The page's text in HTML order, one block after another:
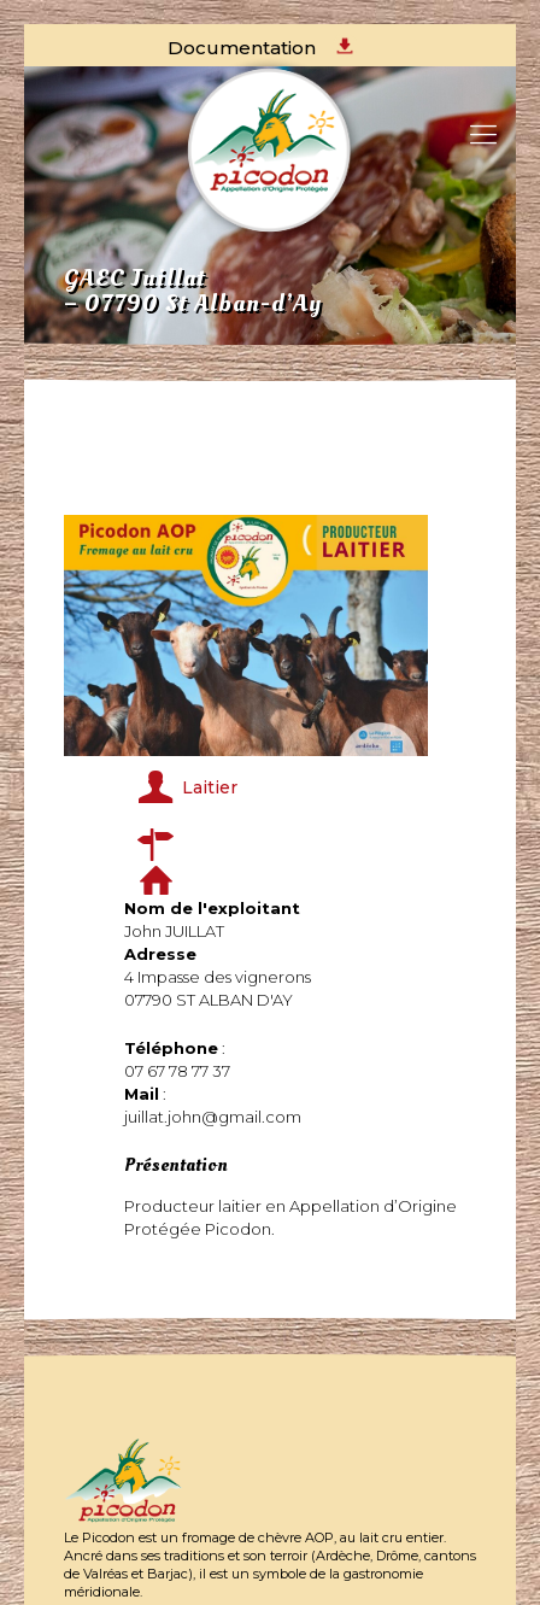
Documentation
GAEC Juillat
– 07790 St Alban-d’Ay
Laitier
Nom de l'exploitant
John JUILLAT
Adresse
4 Impasse des vignerons
07790 ST ALBAN D'AY
Téléphone:
07 67 78 77 37
Mail :
juillat.john@gmail.com
Présentation
Producteur laitier en Appellation d’Origine
Protégée Picodon.
Le Picodon est un fromage de chèvre AOP, au lait cru entier.
Ancré dans ses traditions et son terroir (Ardèche, Drôme, cantons
de Valréas et Barjac), il est un symbole de la gastronomie
méridionale.